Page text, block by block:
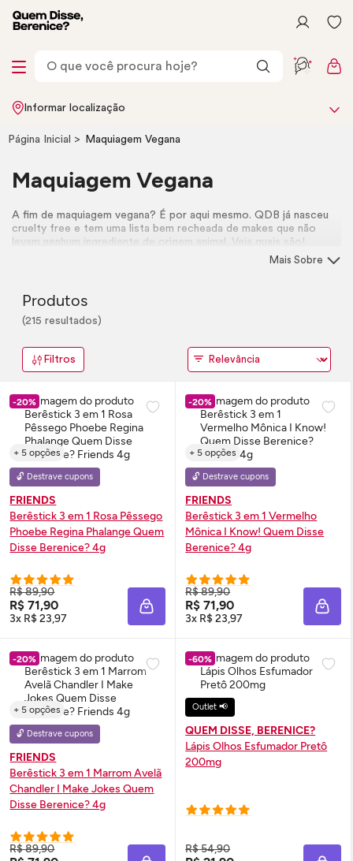
Informar localização
Página Inicial Maquiagem Vegana
Maquiagem Vegana
A fim de maquiagem vegana? É por aqui mesmo. QDB já nasceu
cruelty free e tem uma lista bem recheada demakes que não
levam nenhum ingrediente de origem animal. Veja quais são!
Mais Sobre
Produtos
(215 resultados)
Filtros
-20%
+ 5 opções
🔓 Destrave cupons
FRIENDS
Berêstick 3 em 1 Rosa Pêssego
Phoebe Regina Phalange Quem
Disse Berenice? 4g
R$ 89,90
R$ 71,90
3x R$ 23,97 ADICIONAR À SACOLA
-20%
+ 5 opções
🔓 Destrave cupons
FRIENDS
Berêstick 3 em 1 Vermelho
Mônica I Know! Quem Disse
Berenice? 4g
R$ 89,90
R$ 71,90
3x R$ 23,97
-20%
+ 5 opções
🔓 Destrave cupons
FRIENDS
Berêstick 3 em 1 Marrom Avelã
Chandler I MakeJokes Quem
Disse Berenice? 4g
R$ 89,90
-60%
Outlet 📢
QUEM DISSE, BERENICE?
Lápis Olhos Esfumador Pretô
200mg
R$ 54,90